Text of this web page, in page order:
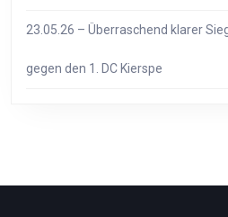
23.05.26 – Überraschend klarer
gegen den 1. DC Kierspe